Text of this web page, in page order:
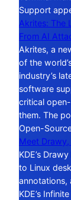
Support
Akrites: The
From AI
Akrites, a
of the
industry’s
software
critical
them. The
Open-
Meet Drawy,
KDE’s
to Linux
annotations,
KDE’s